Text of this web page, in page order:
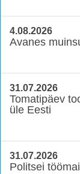
4.08.2026
Avanes
31.07.2026
Tomatipäev
üle Eesti
31.07.2026
Politsei